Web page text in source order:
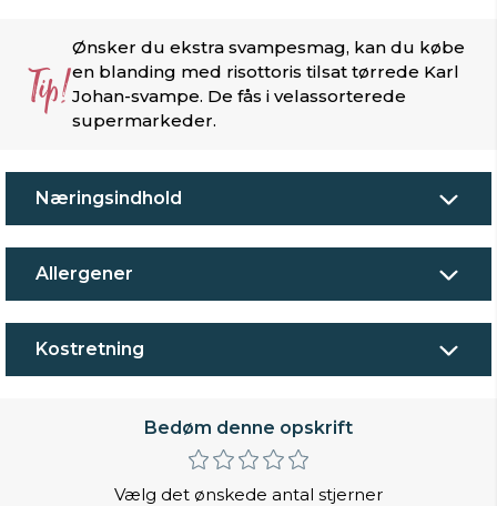
Tip!
Ønsker du ekstra svampesmag, kan du købe
en blanding med risottoris tilsat tørrede Karl
Johan-svampe. De fås i velassorterede
supermarkeder.
Næringsindhold
Allergener
Kostretning
Bedøm denne opskrift
Vælg det ønskede antal stjerner